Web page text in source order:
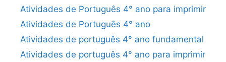
Atividades de Português 4° ano para imprimir
Atividades de Português 4° ano
Atividades de português 4° ano fundamental
Atividades de português 4° ano para imprimir